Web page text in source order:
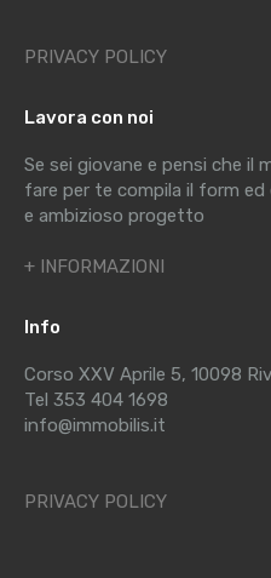
PRIVACY POLICY
Lavora con noi
Se sei giovane e pensi che il
fare per te compila il form
e ambizioso progetto
+ INFORMAZIONI
Info
Corso XXV Aprile 5, 10098
Tel 353 404 1698
info@immobilis.it
PRIVACY POLICY